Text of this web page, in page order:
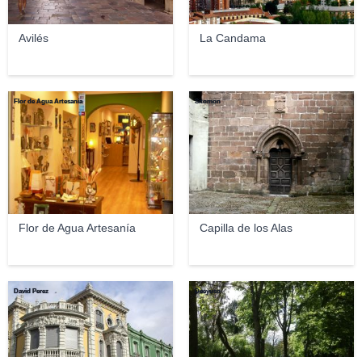
Avilés La Candama
Flor de Agua Artesanía
Flor de Agua Artesanía
Capilla de los Alas
Sitomon
David Perez Deeyuso